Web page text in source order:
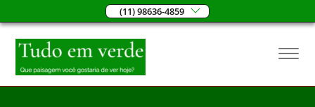
(11) 98636-4859